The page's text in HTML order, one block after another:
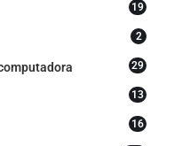
19
2
29
13
16